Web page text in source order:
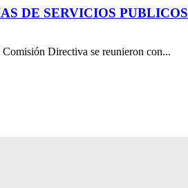
DE SERVICIOS PUBLICOS
Directiva se reunieron con...